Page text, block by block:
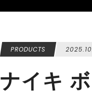
PRODUCTS
ナイキ